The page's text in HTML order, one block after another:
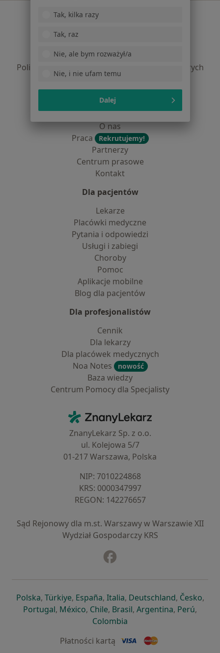
Serwis
Polityka prywatności profesjonalistów
Polityka prywatności dla profesjonalistów, których
dane pozyskaliśmy samodzielnie
Polityka cookies
Jak działają wyniki wyszukiwania
Dostępność
O nas
Praca
Rekrutujemy!
Partnerzy
Centrum prasowe
Kontakt
Dla pacjentów
Lekarze
Placówki medyczne
Pytania i odpowiedzi
Usługi i zabiegi
Choroby
Pomoc
Aplikacje mobilne
Blog dla pacjentów
Dla profesjonalistów
Cennik
Dla lekarzy
Dla placówek medycznych
Noa Notes
nowość
Baza wiedzy
Centrum Pomocy dla Specjalisty
ZnanyLekarz - Strona główna
ZnanyLekarz Sp. z o.o.
ul. Kolejowa 5/7
01-217 Warszawa, Polska
NIP: ⁠7010224868
KRS: ⁠0000347997
REGON: ⁠142276657
Sąd Rejonowy dla m.st. Warszawy w Warszawie XII
Wydział Gospodarczy KRS
Polskaotwiera się w nowej karcie
, Türkiyeotwiera się w nowej karcie
, Españaotwiera się w nowej karcie
, Italiaotwiera się w nowej
, Deutschlandotwiera się
, Česko,
Portugalotwiera się w nowej karcie
, Méxicootwiera się w nowej karcie
, Chileotwiera się w nowej karcie
, Brasilotwiera się w nowej
, Argentinaotwiera się
, Perú,
Colombia
Płatności kartą
Tak, kilka razy
Tak, raz
Nie, ale bym rozważył/a
Nie, i nie ufam temu
Dalej